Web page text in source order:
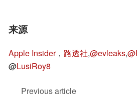
来源
Apple Insider， 路透社,@evleaks,
@LusiRoy8
Previous article